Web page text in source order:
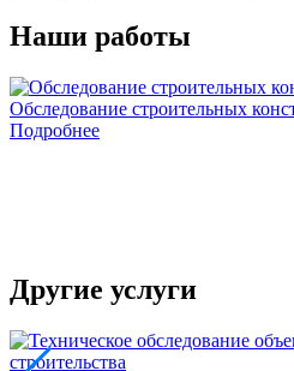
Наши работы
Обследование строительных
Подробнее
Другие услуги